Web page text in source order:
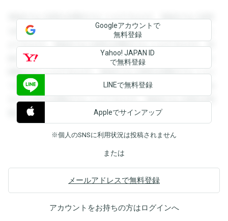
登録すると回答を閲覧することができます。登録すると回答
を閲覧することができます。登録すると回答を閲覧すること
ができます。登録すると回答を閲覧することができます。登
録すると回答を閲覧することができます。登録すると回答を
閲覧することができます。登録すると回答を閲覧することが
できます。登録すると回答を閲覧することができます。登録
すると回答を閲覧することができます。登録すると回答を閲
覧することができます。
Googleアカウントで
無料登録
Yahoo! JAPAN ID
で無料登録
LINEで無料登録
Appleでサインアップ
※個人のSNSに利用状況は投稿されません
または
メールアドレスで無料登録
アカウントをお持ちの方はログインへ